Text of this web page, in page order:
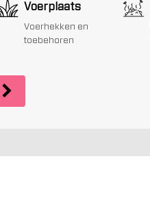
Voerplaats
Voerhekken en
toebehoren